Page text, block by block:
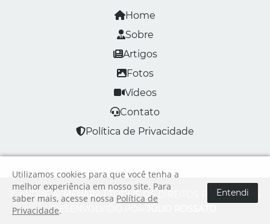
Home
Sobre
Artigos
Fotos
Vídeos
Contato
Política de Privacidade
© ANDRÉ ALMENARA | TODOS OS DIREITOS RESERVADOS
DESENVOLVIDO POR
Utilizamos cookies para que você tenha a
melhor experiência em nosso site. Para
saber mais, acesse nossa Política de
Privacidade.
Entendi